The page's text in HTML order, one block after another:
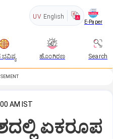
UV English
E-Paper
ಹೊಂಗಿರಣ Search
AM IST
ಏಕರೂಪ